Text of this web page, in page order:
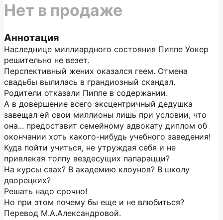
Аннотация
Наследнице миллиардного состояния Пиппе Уокер
решительно не везет.
Перспективный жених оказался геем. Отмена
свадьбы вылилась в грандиозный скандал.
Родители отказали Пиппе в содержании.
А в довершение всего эксцентричный дедушка
завещал ей свои миллионы лишь при условии, что
она... предоставит семейному адвокату диплом об
окончании хоть какого-нибудь учебного заведения!
Куда пойти учиться, не утруждая себя и не
привлекая толпу вездесущих папарацци?
На курсы свах? В академию клоунов? В школу
дворецких?
Решать надо срочно!
Но при этом почему бы еще и не влюбиться?
Перевод М.А.Александровой.
Нет в продаже